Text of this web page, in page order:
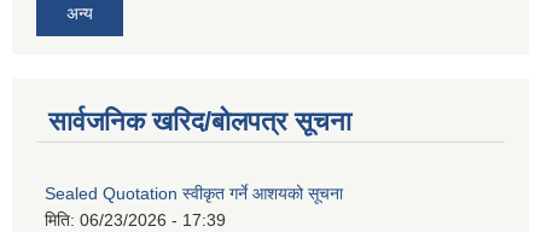
अन्य
सार्वजनिक खरिद/बोलपत्र सूचना
Sealed Quotation स्वीकृत गर्ने आशयको सूचना
मिति: 06/23/2026 - 17:39